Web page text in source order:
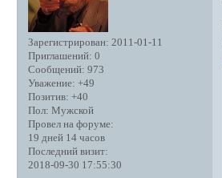
Зарегистрирован: 2011-01-11
Приглашений: 0
Сообщений: 973
Уважение: +49
Позитив: +40
Пол: Мужской
Провел на форуме:
19 дней 14 часов
Последний визит:
2018-09-30 17:55:30